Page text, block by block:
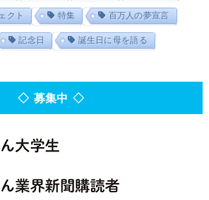
クト 特集 百万人の夢宣言
記念日 誕生日に母を語る
◇ 募集中 ◇